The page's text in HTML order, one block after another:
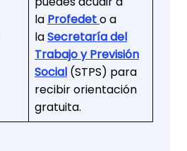
la Profedeto a
laSecretaría del
Trabajo y Previsión
Social (STPS) para
recibir orientación
gratuita.